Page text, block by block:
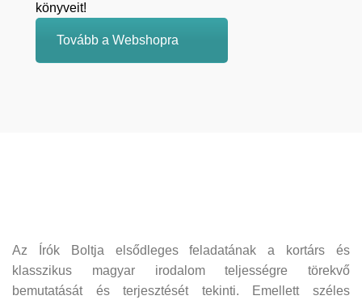
könyveit!
Tovább a Webshopra
Az Írók Boltja elsődleges feladatának a kortárs és
klasszikus magyar irodalom teljességre törekvő
bemutatását és terjesztését tekinti. Emellett széles